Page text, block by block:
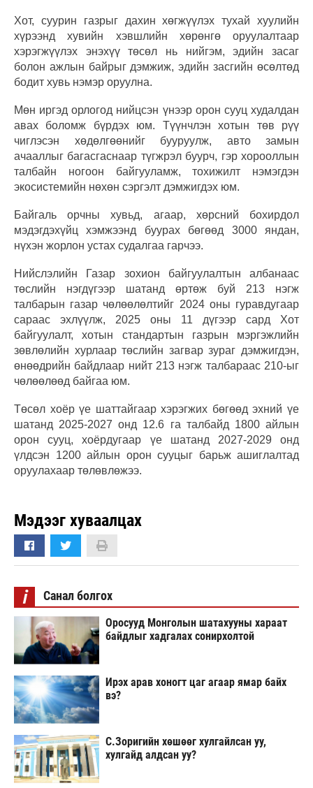
Хот, суурин газрыг дахин хөгжүүлэх тухай хуулийн
хүрээнд хувийн хэвшлийн хөрөнгө оруулалтаар
хэрэгжүүлэх энэхүү төсөл нь нийгэм, эдийн засаг
болон ажлын байрыг дэмжиж, эдийн засгийн өсөлтөд
бодит хувь нэмэр оруулна.
Мөн иргэд орлогод нийцсэн үнээр орон сууц худалдан
авах боломж бүрдэх юм. Түүнчлэн хотын төв рүү
чиглэсэн хөдөлгөөнийг бууруулж, авто замын
ачааллыг багасгаснаар түгжрэл буурч, гэр хорооллын
талбайн ногоон байгууламж, тохижилт нэмэгдэн
экосистемийн нөхөн сэргэлт дэмжигдэх юм.
Байгаль орчны хувьд, агаар, хөрсний бохирдол
мэдэгдэхүйц хэмжээнд буурах бөгөөд 3000 яндан,
нүхэн жорлон устах судалгаа гарчээ.
Нийслэлийн Газар зохион байгуулалтын албанаас
төслийн нэгдүгээр шатанд өртөж буй 213 нэгж
талбарын газар чөлөөлөлтийг 2024 оны гуравдугаар
сараас эхлүүлж, 2025 оны 11 дүгээр сард Хот
байгуулалт, хотын стандартын газрын мэргэжлийн
зөвлөлийн хурлаар төслийн загвар зураг дэмжигдэн,
өнөөдрийн байдлаар нийт 213 нэгж талбараас 210-ыг
чөлөөлөөд байгаа юм.
Төсөл хоёр үе шаттайгаар хэрэгжих бөгөөд эхний үе
шатанд 2025-2027 онд 12.6 га талбайд 1800 айлын
орон сууц, хоёрдугаар үе шатанд 2027-2029 онд
үлдсэн 1200 айлын орон сууцыг барьж ашиглалтад
оруулахаар төлөвлөжээ.
Мэдээг хуваалцах
i Санал болгох
Оросууд Монголын шатахууны хараат
байдлыг хадгалах сонирхолтой
Ирэх арав хоногт цаг агаар ямар байх
вэ?
С.Зоригийн хөшөөг хулгайлсан уу,
хулгайд алдсан уу?